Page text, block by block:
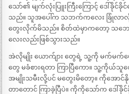
သော်၏ မျက်လုံးပြူးကြီးကြောင့် ဒေါ်ခိုင်ခိုင်
သည်။ သူအပေါ်က သဘက်ကလေး ခြုံလာ
တွေးလိုက်မိသည်။ စိတ်ထဲမှာကတော့ သဘေ
လေးလည်းဖြစ်သွားသည်။
အဲလိုမျိုး ယောက်ျား တွေရဲ့ သူ့ကို မက်မက်မ
တွေ မခံစားရတာ ကြာပြီကော။ သူ့ကိုယ်သူ
အမျိုးသမီးလို့ပင် မတွေးမိတော့။ ကိုအောင်
တာတောင် ကြာခဲ့ပြီပဲ။ ကိုကိုသော်က ဒေါ်ခို